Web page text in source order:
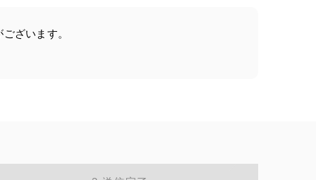
ざいます。